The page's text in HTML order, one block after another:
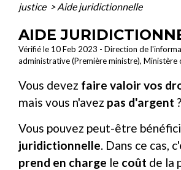
justice > Aide juridictionnelle
AIDE
Vérifié le 10 Feb 2023 - Direction de
administrative (Première ministre), Ministère
Vous devez faire valoir vos
mais vous n'avez pas d'argent ?
Vous pouvez peut-être
juridictionnelle . Dans ce cas,
prend en charge le coût de la